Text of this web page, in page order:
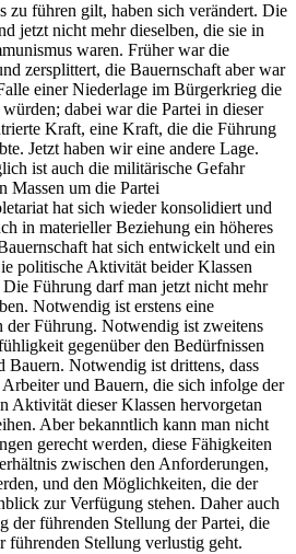
zu führen gilt, haben sich verändert. Die
jetzt nicht mehr dieselben, die sie in
waren. Früher war die
zersplittert, die Bauernschaft aber war
einer Niederlage im Bürgerkrieg die
dabei war die Partei in dieser
Kraft, eine Kraft, die die Führung
Jetzt haben wir eine andere Lage.
ist auch die militärische Gefahr
Massen um die Partei
hat sich wieder konsolidiert und
in materieller Beziehung ein höheres
hat sich entwickelt und ein
politische Aktivität beider Klassen
Führung darf man jetzt nicht mehr
Notwendig ist erstens eine
der Führung. Notwendig ist zweitens
gegenüber den Bedürfnissen
Bauern. Notwendig ist drittens, dass
Arbeiter und Bauern, die sich infolge der
Aktivität dieser Klassen hervorgetan
Aber bekanntlich kann man nicht
gerecht werden, diese Fähigkeiten
zwischen den Anforderungen,
und den Möglichkeiten, die der
zur Verfügung stehen. Daher auch
der führenden Stellung der Partei, die
führenden Stellung verlustig geht.